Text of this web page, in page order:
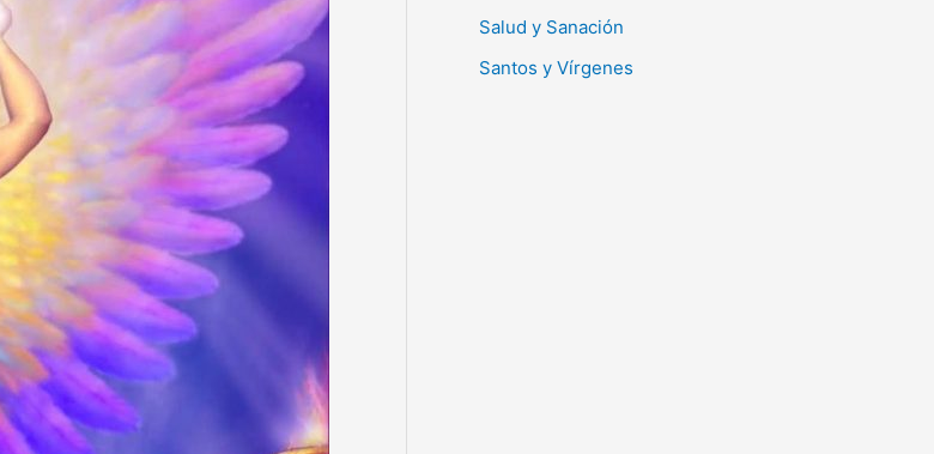
Salud y Sanación
Santos y Vírgenes